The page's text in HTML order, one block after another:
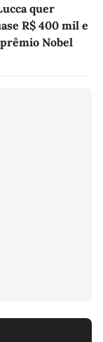
quer
R$ 400 mil e
Nobel